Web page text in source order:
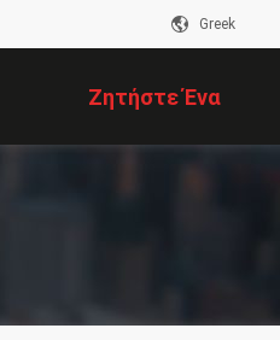
Greek
Ζητήστε Ένα
Απόσπασμα